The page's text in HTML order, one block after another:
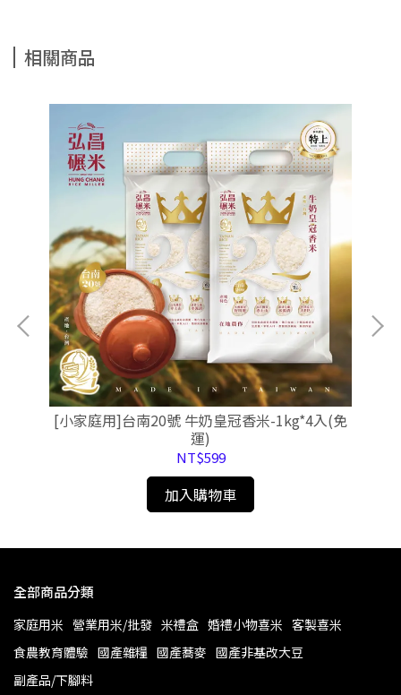
相關商品
[小家庭用]台南20號 牛奶皇冠香米-1kg*4入(免
運)
NT$599
加入購物車
全部商品分類
家庭用米 營業用米/批發 米禮盒 婚禮小物喜米 客製喜米
食農教育體驗 國產雜糧 國產蕎麥 國產非基改大豆
副產品/下腳料